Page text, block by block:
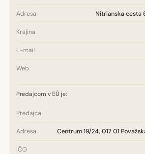
Adresa Nitrianska cesta
Krajina
E-mail
Web
Predajcom v EÚ je:
Predajca
Adresa Centrum 19/24, 017 01
IČO